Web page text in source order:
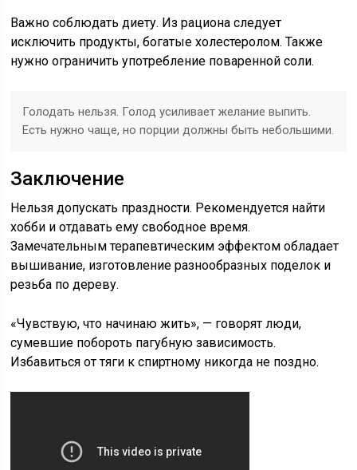
Важно соблюдать диету. Из рациона следует
исключить продукты, богатые холестеролом. Также
нужно ограничить употребление поваренной соли.
Голодать нельзя. Голод усиливает желание выпить.
Есть нужно чаще, но порции должны быть небольшими.
Заключение
Нельзя допускать праздности. Рекомендуется найти
хобби и отдавать ему свободное время.
Замечательным терапевтическим эффектом обладает
вышивание, изготовление разнообразных поделок и
резьба по дереву.
«Чувствую, что начинаю жить», — говорят люди,
сумевшие побороть пагубную зависимость.
Избавиться от тяги к спиртному никогда не поздно.